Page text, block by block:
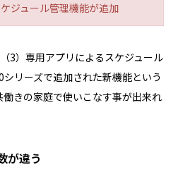
ジュール管理機能が追加
3）専用アプリによるスケジュール
リーズで追加された新機能という
きの家庭で使いこなす事が出来れ
が違う